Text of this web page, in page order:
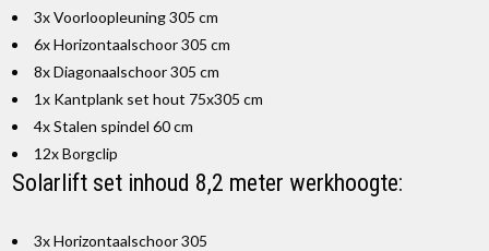
3x Voorloopleuning 305 cm
6x Horizontaalschoor 305 cm
8x Diagonaalschoor 305 cm
1x Kantplank set hout 75x305 cm
4x Stalen spindel 60 cm
12x Borgclip
Solarlift set inhoud 8,2 meter werkhoogte:
3x Horizontaalschoor 305